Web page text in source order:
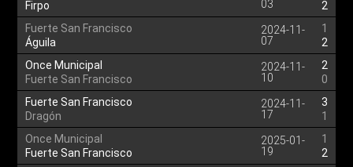
Firpo
03
2
Fuerte San Francisco
Águila
2024-11-
07
1
2
Once Municipal
Fuerte San Francisco
2024-11-
10
2
0
Fuerte San Francisco
Dragón
2024-11-
17
3
1
Once Municipal
Fuerte San Francisco
2025-01-
19
1
2